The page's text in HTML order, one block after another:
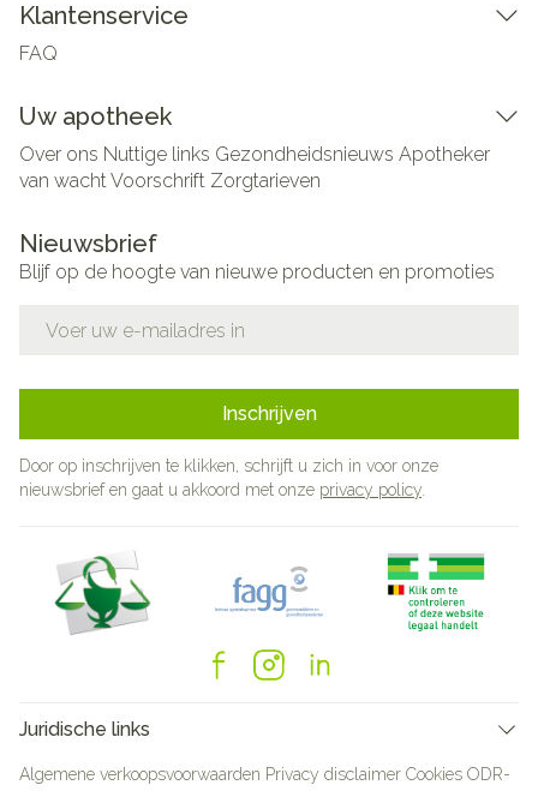
Klantenservice
FAQ
Uw apotheek
Over ons Nuttige links Gezondheidsnieuws Apotheker
van wachtVoorschrift Zorgtarieven
Nieuwsbrief
Blijf op de hoogte van nieuwe producten en promoties
Inschrijven
Door op inschrijven te klikken, schrijft u zich in voor onze
nieuwsbrief en gaat u akkoord met onze privacy policy
Juridische links
Algemene verkoopsvoorwaarden Privacy disclaimer Cookies ODR-